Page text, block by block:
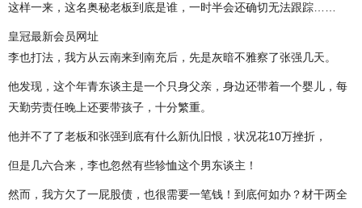
这样一来，这名奥秘老板到底是谁，一时半会还确切无法跟踪……
皇冠最新会员网址
李也打法，我方从云南来到南充后，先是灰暗不雅察了张强几天。
他发现，这个年青东谈主是一个只身父亲，身边还带着一个婴儿，每
天勤劳责任晚上还要带孩子，十分繁重。
他并不了了老板和张强到底有什么新仇旧恨，状况花10万挫折，
但是几六合来，李也忽然有些轸恤这个男东谈主！
然而，我方欠了一屁股债，也很需要一笔钱！到底何如办？材干两全